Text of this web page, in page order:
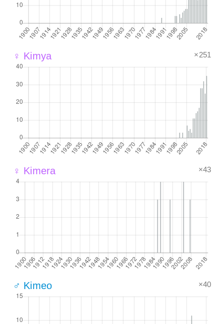
♀ Kimya ×251
♀ Kimera ×43
♂ Kimeo ×40